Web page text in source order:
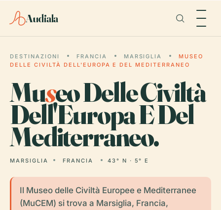
Audiala
DESTINAZIONI FRANCIA MARSIGLIA
MUSEO
DELLE CIVILTÀ DELL'EUROPA E DEL MEDITERRANEO
Museo Delle Civiltà
Dell'Europa E Del
Mediterraneo.
MARSIGLIA FRANCIA 43° N · 5° E
Il Museo delle Civiltà Europee e Mediterranee
(MuCEM) si trova a Marsiglia, Francia,